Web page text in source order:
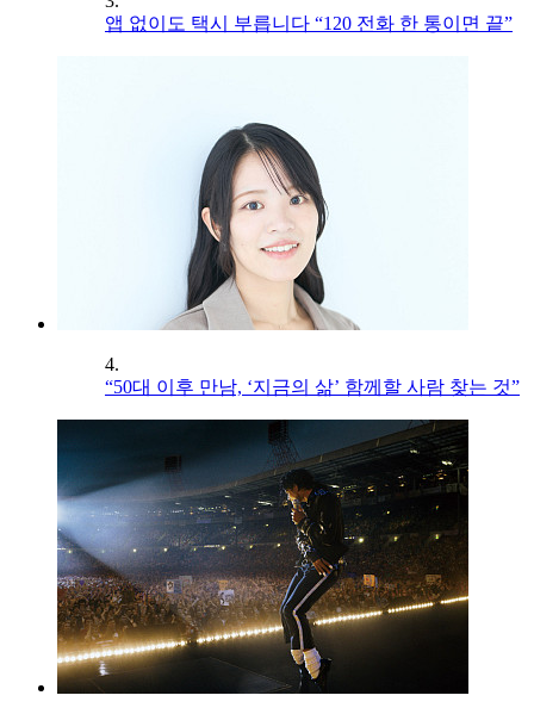
앱 없이도 택시 부릅니다 “120 전화 한 통이면 끝”
4.
“50대 이후 만남, ‘지금의 삶’ 함께할 사람 찾는 것”